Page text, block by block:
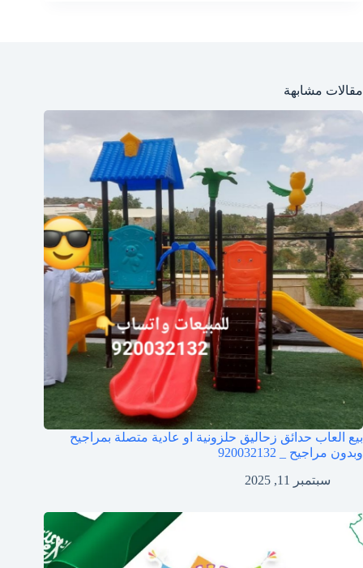
مقالات مشابهة
بيع العاب حدائق زحاليق حلزونية او عادية متصلة بمراجيح
وبدون مراجيح _ 920032132
سبتمبر 11, 2025